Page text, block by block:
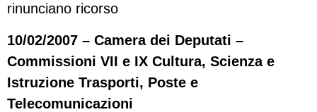
rinunciano ricorso
10/02/2007 – Camera dei Deputati –
Commissioni VII e IX Cultura, Scienza e
Istruzione Trasporti, Poste e
Telecomunicazioni